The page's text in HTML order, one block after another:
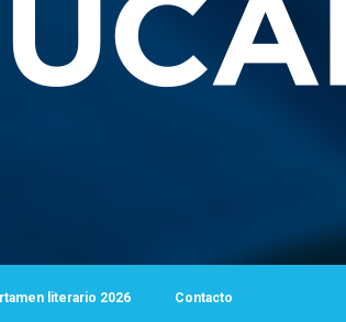
literario 2026 Contacto